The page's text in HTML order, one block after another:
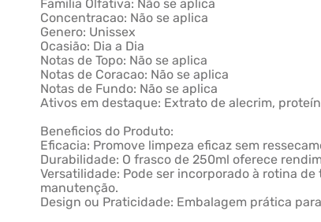
Familia Olfativa: Não se aplica
Concentracao: Não se aplica
Genero: Unissex
Ocasião: Dia a Dia
Notas de Topo: Não se aplica
Notas de Coracao: Não se aplica
Notas de Fundo: Não se aplica
Ativos em destaque: Extrato de alecrim,
Beneficios do Produto:
Eficacia: Promove limpeza eficaz sem
Durabilidade: O frasco de 250ml oferece
Versatilidade: Pode ser incorporado à rotina
manutenção.
Design ou Praticidade: Embalagem prática